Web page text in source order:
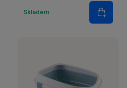
Skladem
Množství
Do